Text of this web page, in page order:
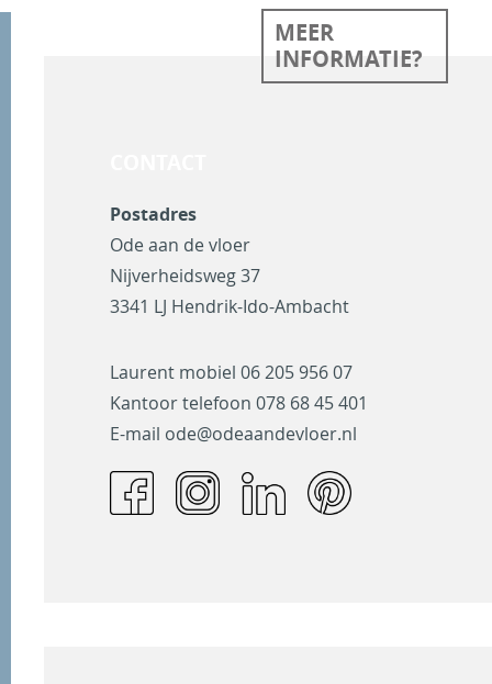
MEER
INFORMATIE?
Postadres
Ode aan de vloer
Nijverheidsweg 37
3341 LJ Hendrik-Ido-Ambacht
Laurent mobiel 06 205 956 07
Kantoor telefoon 078 68 45 401
E-mail ode@odeaandevloer.nl